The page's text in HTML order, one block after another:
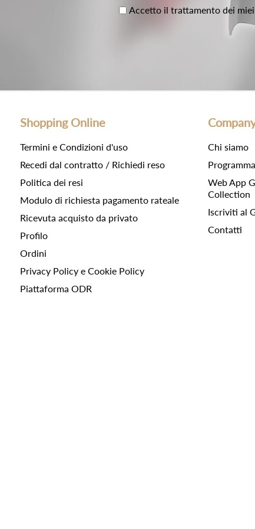
Accetto il trattamento dei
Shopping Online
Termini e Condizioni d'uso
Recedi dal contratto / Richiedi reso
Politica dei resi
Modulo di richiesta pagamento rateale
Ricevuta acquisto da privato
Profilo
Ordini
Privacy Policy e Cookie Policy
Piattaforma ODR
Chi siamo
Web App
Collection
Iscriviti al
Contatti